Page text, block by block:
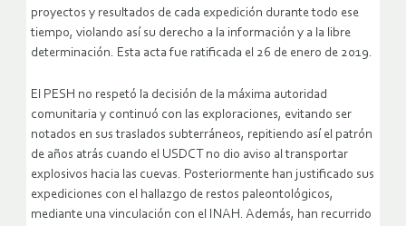
proyectos y resultados de cada expedición durante todo ese
tiempo, violando así su derecho a la información y a la libre
determinación. Esta acta fue ratificada el 26 de enero de 2019.
El PESH no respetó la decisión de la máxima autoridad
comunitaria y continuó con las exploraciones, evitando ser
notados en sus traslados subterráneos, repitiendo así el patrón
de años atrás cuando el USDCT no dio aviso al transportar
explosivos hacia las cuevas. Posteriormente han justificado sus
expediciones con el hallazgo de restos paleontológicos,
mediante una vinculación con el INAH. Además, han recurrido